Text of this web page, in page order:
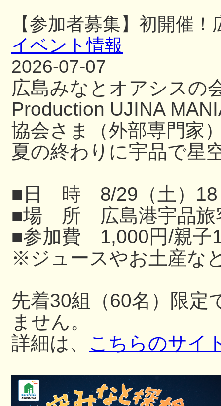
【参加者募集】初開催
イベント情報
2026-07-07
広島みなとオアシスの
Production UJINA
協会さま（外部専門家
夏の終わりに宇品で星
■日 時 8/29（土）18
■場 所 広島港宇品旅
■参加費 1,000円/親子
※ジュースやお土産な
先着30組（60名）限定
ません。
詳細は、 こちらのサイ